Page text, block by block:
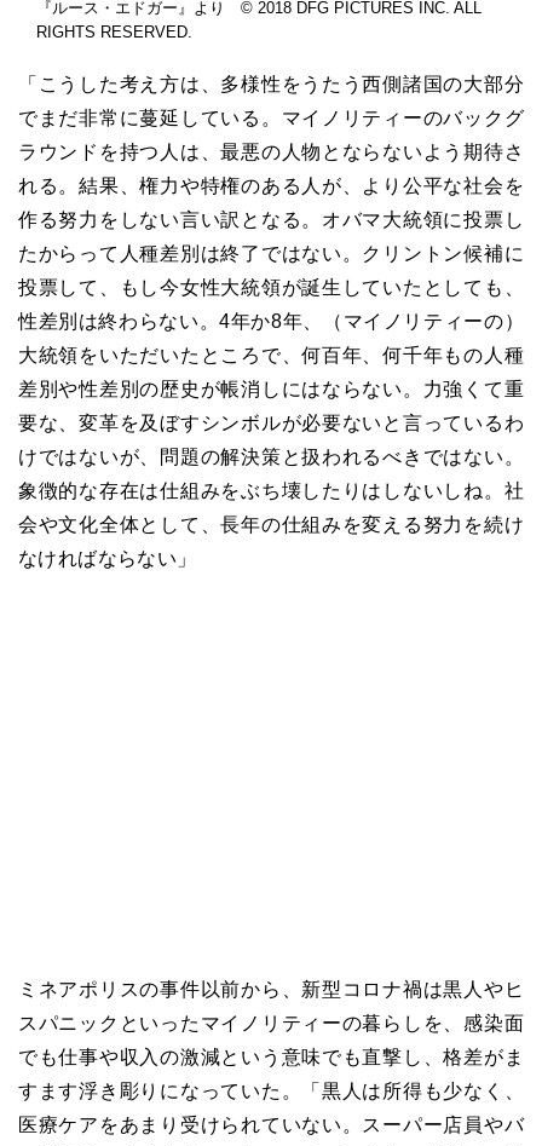
『ルース・エドガー』より © 2018 DFG PICTURES INC. ALL
RIGHTS RESERVED.
「こうした考え方は、多様性をうたう西側諸国の大部分
でまだ非常に蔓延している。マイノリティーのバックグ
ラウンドを持つ人は、最悪の人物とならないよう期待さ
れる。結果、権力や特権のある人が、より公平な社会を
作る努力をしない言い訳となる。オバマ大統領に投票し
たからって人種差別は終了ではない。クリントン候補に
投票して、もし今女性大統領が誕生していたとしても、
性差別は終わらない。4年か8年、（マイノリティーの）
大統領をいただいたところで、何百年、何千年もの人種
差別や性差別の歴史が帳消しにはならない。力強くて重
要な、変革を及ぼすシンボルが必要ないと言っているわ
けではないが、問題の解決策と扱われるべきではない。
象徴的な存在は仕組みをぶち壊したりはしないしね。社
会や文化全体として、長年の仕組みを変える努力を続け
なければならない」
ミネアポリスの事件以前から、新型コロナ禍は黒人やヒ
スパニックといったマイノリティーの暮らしを、感染面
でも仕事や収入の激減という意味でも直撃し、格差がま
すます浮き彫りになっていた。「黒人は所得も少なく、
医療ケアをあまり受けられていない。スーパー店員やバ